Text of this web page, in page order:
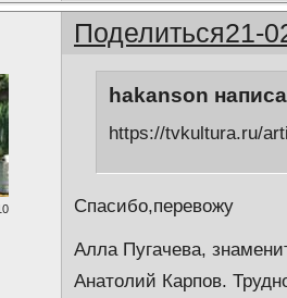
Поделиться21-
hakanson
https://tvkultura.ru/
Спасибо,перевожу
Алла Пугачева,
Анатолий Карпов.